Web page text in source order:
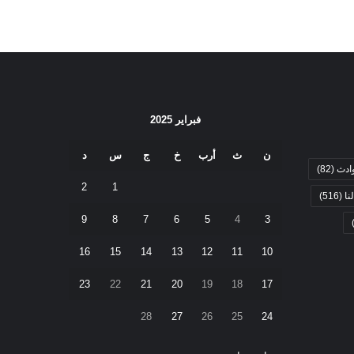
(82)
(516)
فبراير 2025
ن ث أرب خ ج س د
1
2
3
4
5
6
7
8
9
10
11
12
13
14
15
16
17
18
19
20
21
22
23
24
25
26
27
28